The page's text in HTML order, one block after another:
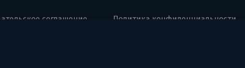
соглашение Политика конфиденциальности